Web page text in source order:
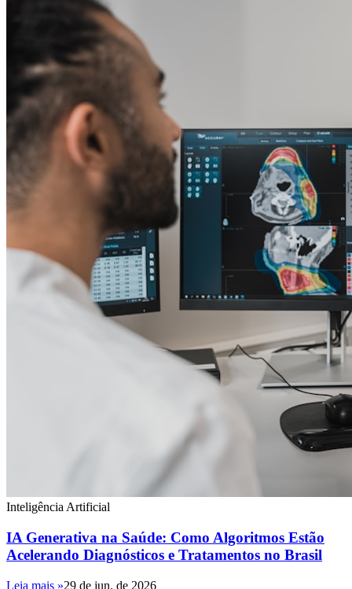
Inteligência Artificial
IA Generativa na Saúde: Como Algoritmos Estão
Acelerando Diagnósticos e Tratamentos no Brasil
Leia mais »29 de jun. de 2026